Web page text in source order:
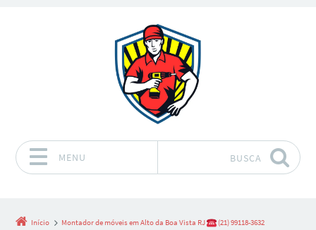
MENU BUSCA
Início Montador de móveis em Alto da Boa Vista RJ (21) 99118-3632